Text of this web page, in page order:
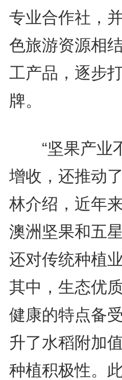
专业合作社，
色旅游资源相
工产品，逐步
牌。
“坚果产业
增收，还推动
林介绍，近年
澳洲坚果和五
还对传统种植
其中，生态优
健康的特点备
升了水稻附加
种植积极性。